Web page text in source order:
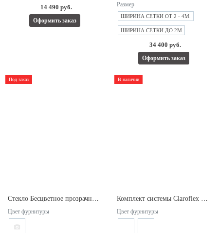
14 490 руб.
Оформить заказ
Размер
ШИРИНА СЕТКИ ОТ 2 - 4М.
ШИРИНА СЕТКИ ДО 2М
34 400 руб.
Оформить заказ
Под заказ
Стекло Бесцветное прозрачное 4мм.
Цвет фурнитуры
В наличии
Комплект системы Claroflex PIVOT.
Цвет фурнитуры